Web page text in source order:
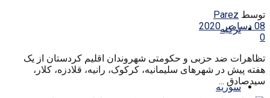
ترکیه
سوریه
توسط Parez
08 دسامبر 2020
0
تظاهرات ضد حزبی و حکومتی شهروندان اقلیم کردستان از یک
هفته پیش در شهرهای سلیمانیه، کرکوک، رانیه، قلادزه، کلار،
سیدصادق ...